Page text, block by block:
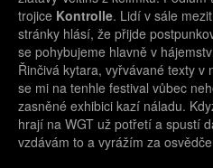
trojice Kontrolle. Lidí v sále
stránky hlásí, že přijde
se pohybujeme hlavně v
Řinčivá kytara, vyřvávané texty v
se mi na tenhle festival vůbec
zasněné exhibici kazí náladu.
hrají na WGT už potřetí a spustí
vzdávám to a vyrážím za